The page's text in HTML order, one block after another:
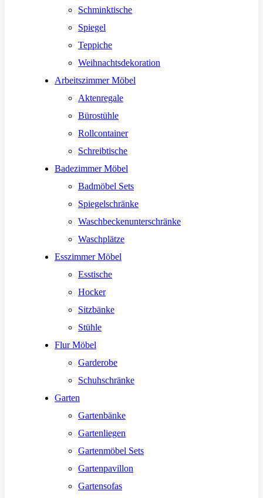
Schminktische
Spiegel
Teppiche
Weihnachtsdekoration
Arbeitszimmer Möbel
Aktenregale
Bürostühle
Rollcontainer
Schreibtische
Badezimmer Möbel
Badmöbel Sets
Spiegelschränke
Waschbeckenunterschränke
Waschplätze
Esszimmer Möbel
Esstische
Hocker
Sitzbänke
Stühle
Flur Möbel
Garderobe
Schuhschränke
Garten
Gartenbänke
Gartenliegen
Gartenmöbel Sets
Gartenpavillon
Gartensofas